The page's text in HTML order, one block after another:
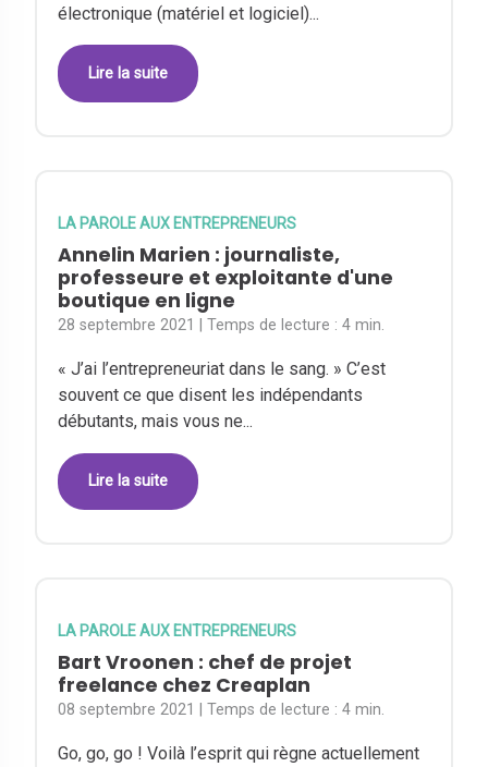
électronique (matériel et logiciel)...
Lire la suite
LA PAROLE AUX ENTREPRENEURS
Annelin Marien : journaliste,
professeure et exploitante d'une
boutique en ligne
28 septembre 2021 | Temps de lecture :4 min.
« J’ai l’entrepreneuriat dans le sang. » C’est
souvent ce que disent les indépendants
débutants, mais vous ne...
Lire la suite
LA PAROLE AUX ENTREPRENEURS
Bart Vroonen : chef de projet
freelance chez Creaplan
08 septembre 2021 | Temps de lecture :4 min.
Go, go, go ! Voilà l’esprit qui règne actuellement